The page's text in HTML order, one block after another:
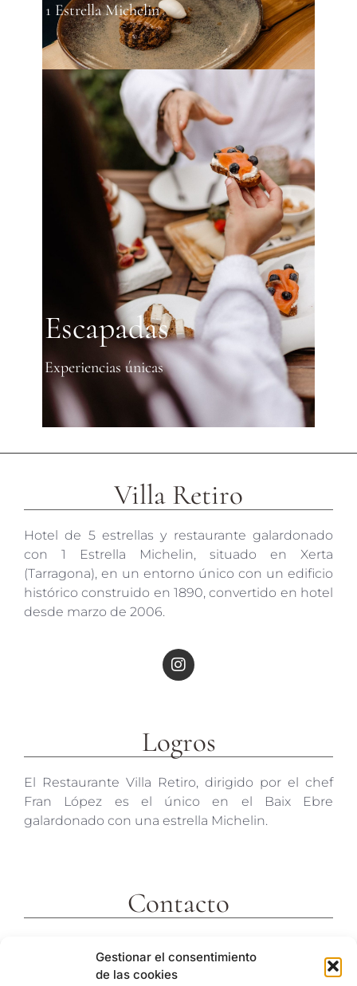
Gestionar el consentimiento
de las cookies
1 Estrella Michelin
Escapadas
Experiencias únicas
Villa Retiro
Hotel de 5 estrellas y restaurante galardonado
con 1 Estrella Michelin, situado en Xerta
(Tarragona), en un entorno único con un edificio
histórico construido en 1890, convertido en hotel
desde marzo de 2006.
Logros
El Restaurante Villa Retiro, dirigido por el chef
Fran López es el único en el Baix Ebre
galardonado con una estrella Michelin.
Contacto
43592 Xerta
Tarragona (España)